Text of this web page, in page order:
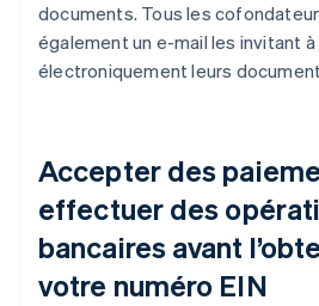
documents. Tous les
également un e-mail les invitant
électroniquement leurs
Accepter des
effectuer des
bancaires avant
votre numéro EIN